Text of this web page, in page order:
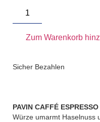
Zum Warenkorb
Sicher Bezahlen
PAVIN CAFFÉ
Würze umarmt Haselnuss